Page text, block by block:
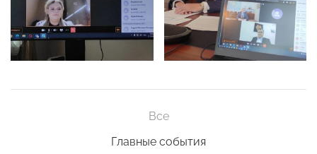
Все
Главные события